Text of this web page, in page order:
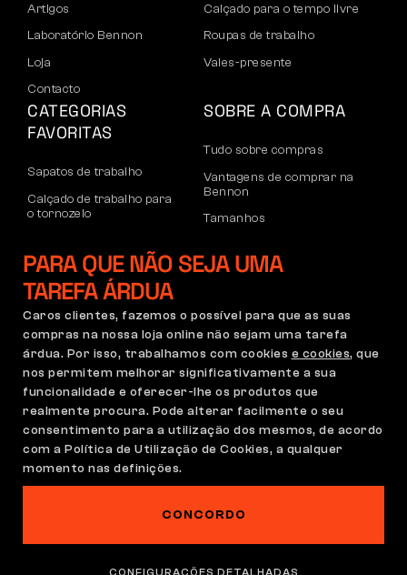
Artigos
Laboratório Bennon
Loja
Contacto
Calçado para o tempo livre
Roupas de trabalho
Vales-presente
CATEGORIAS
FAVORITAS
Sapatos de trabalho
Calçado de trabalho para
o tornozelo
Calçado de lazer para
o tornozelo
Calças
Moletons
SOBRE A COMPRA
Tudo sobre compras
Vantagens de comprar na
Bennon
Tamanhos
Transporte e pagamento
Registo no B2B
Reclamações e garantia
Condições Gerais
Política de Reclamações
Configuração de cookies
GDPR
Portugal | Português
PARA QUE NÃO SEJA UMA
TAREFA ÁRDUA
Caros clientes, fazemos o possível para que as suas
compras na nossa loja online não sejam uma tarefa
árdua. Por isso, trabalhamos com cookies e cookies, que
nos permitem melhorar significativamente a sua
funcionalidade e oferecer-lhe os produtos que
realmente procura. Pode alterar facilmente o seu
consentimento para a utilização dos mesmos, de acordo
com a Política de Utilização de Cookies, a qualquer
momento nas definições.
CONCORDO
CONFIGURAÇÕES DETALHADAS